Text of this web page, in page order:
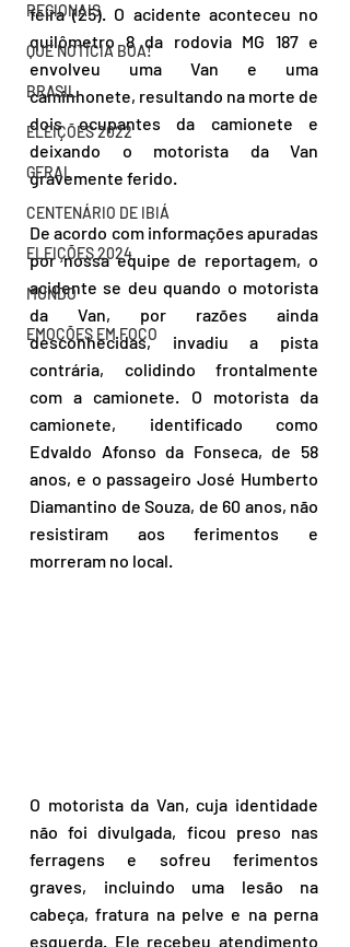
REGIONAIS
QUE NOTÍCIA BOA!
BRASIL
ELEIÇÕES 2022
GERAL
CENTENÁRIO DE IBIÁ
ELEIÇÕES 2024
MUNDO
EMOÇÕES EM FOCO
feira (25). O acidente aconteceu no
quilômetro 8 da rodovia MG 187 e
envolveu uma Van e uma
caminhonete, resultando na morte de
dois ocupantes da camionete e
deixando o motorista da Van
gravemente ferido.
De acordo com informações apuradas
por nossa equipe de reportagem, o
acidente se deu quando o motorista
da Van, por razões ainda
desconhecidas, invadiu a pista
contrária, colidindo frontalmente
com a camionete. O motorista da
camionete, identificado como
Edvaldo Afonso da Fonseca, de 58
anos, e o passageiro José Humberto
Diamantino de Souza, de 60 anos, não
resistiram aos ferimentos e
morreram no local.
O motorista da Van, cuja identidade
não foi divulgada, ficou preso nas
ferragens e sofreu ferimentos
graves, incluindo uma lesão na
cabeça, fratura na pelve e na perna
esquerda. Ele recebeu atendimento